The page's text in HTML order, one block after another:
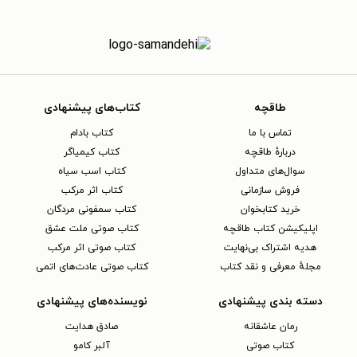
طاقچه
تماس با ما
دربارهٔ طاقچه
سوال‌های متداول
فروش سازمانی
خرید کتابخوان
اپلیکیشن کتاب طاقچه
هدیه اشتراک بی‌نهایت
مجلهٔ معرفی و نقد کتاب
کتاب‌های پیشنهادی
کتاب بادام
کتاب کیمیاگر
کتاب اسب سیاه
کتاب اثر مرکب
کتاب سمفونی مردگان
کتاب صوتی ملت عشق
کتاب صوتی اثر مرکب
کتاب صوتی عادت‌های اتمی
دسته بندی پیشنهادی
رمان عاشقانه
کتاب‌ صوتی
نویسنده‌های پیشنهادی
صادق هدایت
آلبر کامو